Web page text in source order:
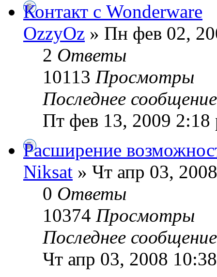
Контакт с Wonderware
OzzyOz » Пн фев 02,
2 Ответы
10113 Просмотры
Последнее
Пт фев 13, 2009 2:18
Расширение
Niksat » Чт апр 03,
0 Ответы
10374 Просмотры
Последнее
Чт апр 03, 2008